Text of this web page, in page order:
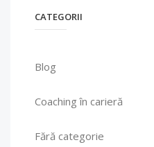
CATEGORII
Blog
Coaching în carieră
Fără categorie